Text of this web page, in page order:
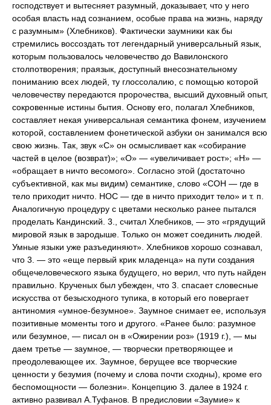
господствует и вытесняет разумный, доказывает, что у него
особая власть над сознанием, особые права на жизнь, наряду
с разумным» (Хлебников). Фактически заумники как бы
стремились воссоздать тот легендарный универсальный язык,
которым пользовалось человечество до Вавилонского
столпотворения; праязык, доступный внесознательному
пониманию всех людей, ту глоссолалию, с помощью которой
человечеству передаются пророчества, высший духовный опыт,
сокровенные истины бытия. Основу его, полагал Хлебников,
составляет некая универсальная семантика фонем, изучением
которой, составлением фонетической азбуки он занимался всю
свою жизнь. Так, звук «С» он осмысливает как «собирание
частей в целое (возврат)»; «О» — «увеличивает рост»; «Н» —
«обращает в ничто весомого». Согласно этой (достаточно
субъективной, как мы видим) семантике, слово «СОН — где в
тело приходит ничто. НОС — где в ничто приходит тело» и т. п.
Аналогичную процедуру с цветами несколько ранее пытался
проделать Кандинский. 3., считал Хлебников, — это «грядущий
мировой язык в зародыше. Только он может соединить людей.
Умные языки уже разъединяют». Хлебников хорошо сознавал,
что 3. — это «еще первый крик младенца» на пути создания
общечеловеческого языка будущего, но верил, что путь найден
правильно. Крученых был убежден, что 3. спасает словесные
искусства от безысходного тупика, в который его повергает
антиномия «умное-безумное». Заумное снимает ее, используя
позитивные моменты того и другого. «Ранее было: разумное
или безумное, — писал он в «Ожирении роз» (1919 г.), — мы
даем третье — заумное, — творчески претворяющее и
преодолевающее их. Заумное, берущее все творческие
ценности у безумия (почему и слова почти сходны), кроме его
беспомощности — болезни». Концепцию 3. далее в 1924 г.
активно развивал А.Туфанов. В предисловии «Заумие» к